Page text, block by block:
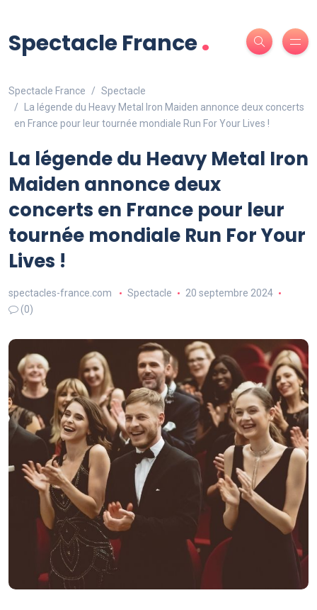
Spectacle France.
Spectacle France
Spectacle
La légende du Heavy Metal Iron Maiden annonce deux concerts
en France pour leur tournée mondiale Run For Your Lives !
La légende du Heavy Metal Iron
Maiden annonce deux
concerts en France pour leur
tournée mondiale Run For Your
Lives !
spectacles-france.com Spectacle
20 septembre 2024
(0)